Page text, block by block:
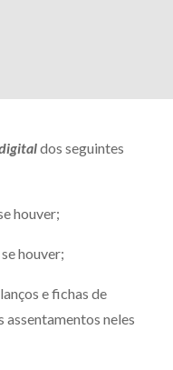
dos seguintes
houver;
houver;
e fichas de
neles